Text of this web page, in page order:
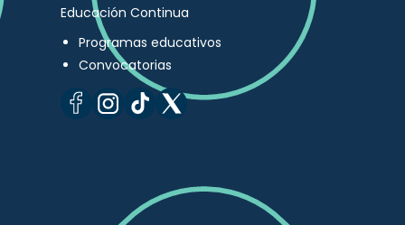
Educación Continua
Programas educativos
Convocatorias